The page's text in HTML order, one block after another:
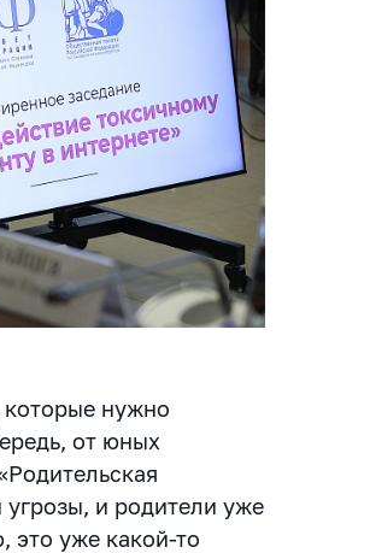
нужно
от юных
угрозы, и родители уже
это уже какой-то